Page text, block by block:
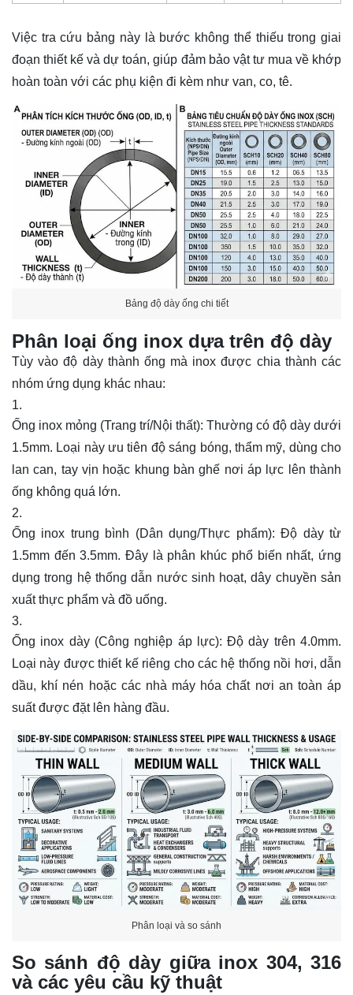
Việc tra cứu bảng này là bước không thể thiếu trong giai
đoạn thiết kế và dự toán, giúp đảm bảo vật tư mua về khớp
hoàn toàn với các phụ kiện đi kèm như van, co, tê.
Bảng độ dày ống chi tiết
Phân loại ống inox dựa trên độ dày
Tùy vào độ dày thành ống mà inox được chia thành các
nhóm ứng dụng khác nhau:
Ống inox mỏng (Trang trí/Nội thất): Thường có độ dày dưới
1.5mm. Loại này ưu tiên độ sáng bóng, thẩm mỹ, dùng cho
lan can, tay vịn hoặc khung bàn ghế nơi áp lực lên thành
ống không quá lớn.
Ống inox trung bình (Dân dụng/Thực phẩm): Độ dày từ
1.5mm đến 3.5mm. Đây là phân khúc phổ biến nhất, ứng
dụng trong hệ thống dẫn nước sinh hoạt, dây chuyền sản
xuất thực phẩm và đồ uống.
Ống inox dày (Công nghiệp áp lực): Độ dày trên 4.0mm.
Loại này được thiết kế riêng cho các hệ thống nồi hơi, dẫn
dầu, khí nén hoặc các nhà máy hóa chất nơi an toàn áp
suất được đặt lên hàng đầu.
Phân loại và so sánh
So sánh độ dày giữa inox 304, 316
và các yêu cầu kỹ thuật